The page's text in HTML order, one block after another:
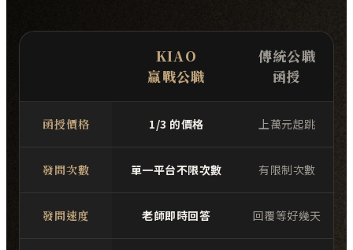
KIAO
贏戰公職
傳統公職
函授
函授價格 1/3 的價格 上萬元起跳
發問次數 單一平台不限次數 有限制次數
發問速度 老師即時回答 回覆等好幾天